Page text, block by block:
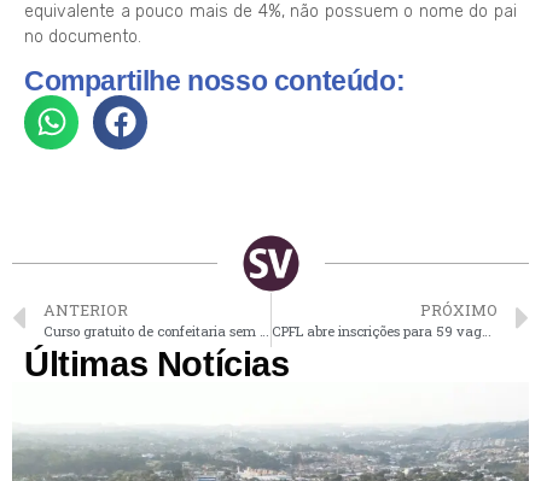
equivalente a pouco mais de 4%, não possuem o nome do pai
no documento.
Compartilhe nosso conteúdo:
ANTERIOR PRÓXIMO
CPFL abre inscrições para 59 vagas de estágio em nível médio e superior
Últimas Notícias